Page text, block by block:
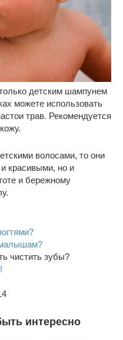
детским шампунем
можете использовать
трав. Рекомендуется
волосами, то они
красивыми, но и
и бережному
малышам?
чистить зубы?
интересно